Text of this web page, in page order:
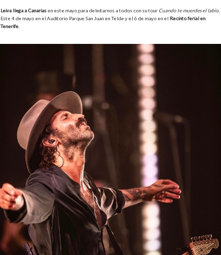
Leiva llega a Canarias en este mayo para deleitarnos a todos con su tour Cuando te muerdes el labio.
Este 4 de mayo en el Auditorio Parque San Juan en Telde y el 6 de mayo en el Recinto ferial en
Tenerife.